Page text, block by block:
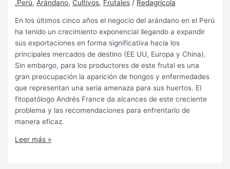
.Perú, Arándano, Cultivos, Frutales / Redagrícola
En los últimos cinco años el negocio del arándano en el Perú
ha tenido un crecimiento exponencial llegando a expandir
sus exportaciones en forma significativa hacia los
principales mercados de destino (EE UU, Europa y China).
Sin embargo, para los productores de este frutal es una
gran preocupación la aparición de hongos y enfermedades
que representan una seria amenaza para sus huertos. El
fitopatólogo Andrés France da alcances de este creciente
problema y las recomendaciones para enfrentarlo de
manera eficaz.
Leer más »